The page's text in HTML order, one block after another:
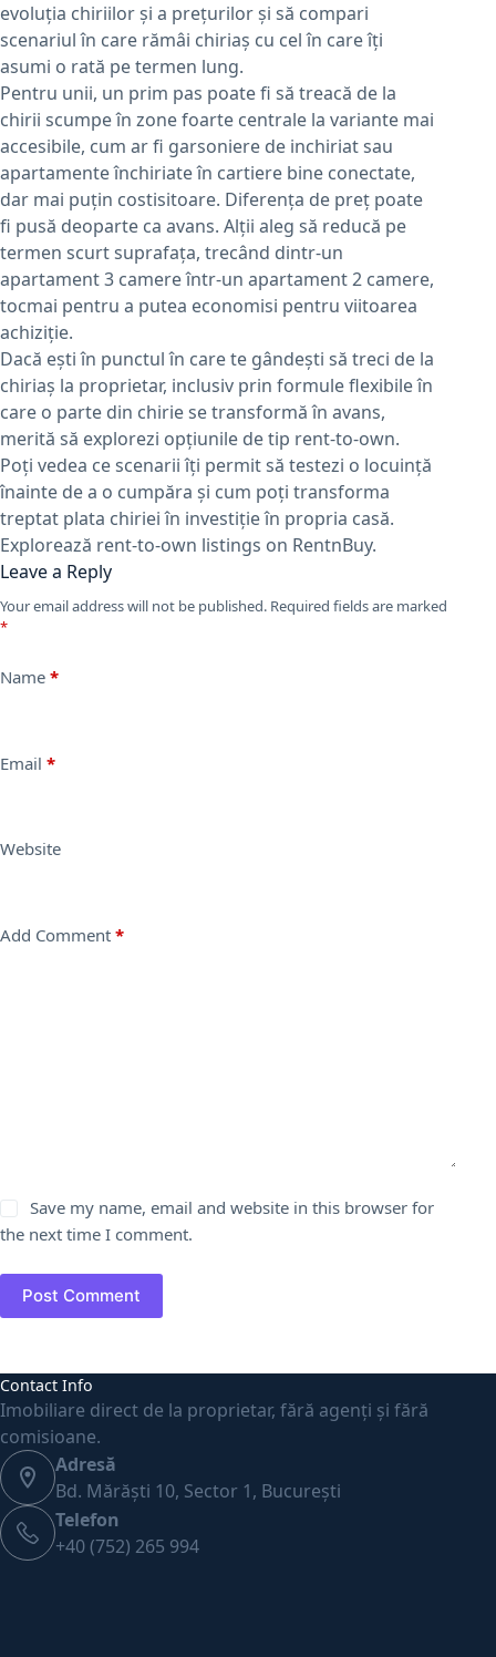
evoluția chiriilor și a prețurilor și să compari
scenariul în care rămâi chiriaș cu cel în care îți
asumi o rată pe termen lung.
Pentru unii, un prim pas poate fi să treacă de la
chirii scumpe în zone foarte centrale la variante mai
accesibile, cum ar fi garsoniere de inchiriat sau
apartamente închiriate în cartiere bine conectate,
dar mai puțin costisitoare. Diferența de preț poate
fi pusă deoparte ca avans. Alții aleg să reducă pe
termen scurt suprafața, trecând dintr-un
apartament 3 camere într-un apartament 2 camere,
tocmai pentru a putea economisi pentru viitoarea
achiziție.
Dacă ești în punctul în care te gândești să treci de la
chiriaș la proprietar, inclusiv prin formule flexibile în
care o parte din chirie se transformă în avans,
merită să explorezi opțiunile de tip rent-to-own.
Poți vedea ce scenarii îți permit să testezi o locuință
înainte de a o cumpăra și cum poți transforma
treptat plata chiriei în investiție în propria casă.
Explorează rent-to-own listings on RentnBuy.
Leave a Reply
Your email address will not be published. Required fields are marked
*
Name *
Email *
Website
Add Comment *
Save my name, email and website in this browser for
the next time I comment.
Post Comment
Contact Info
Imobiliare direct de la proprietar, fără agenți și fără
comisioane.
Adresă
Bd. Mărăști 10, Sector 1, București
Telefon
+40 (752) 265 994